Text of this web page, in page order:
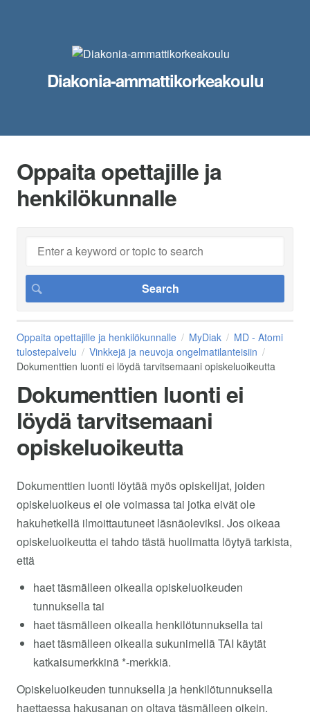
Diakonia-ammattikorkeakoulu
Oppaita opettajille ja
henkilökunnalle
Oppaita opettajille ja henkilökunnalle MyDiak
MD - Atomi
tulostepalvelu
Vinkkejä ja neuvoja ongelmatilanteisiin
Dokumenttien luonti ei löydä tarvitsemaani opiskeluoikeutta
Dokumenttien luonti ei
löydä tarvitsemaani
opiskeluoikeutta
Dokumenttien luonti löytää myös opiskelijat, joiden
opiskeluoikeus ei ole voimassa tai jotka eivät ole
hakuhetkellä ilmoittautuneet läsnäoleviksi. Jos oikeaa
opiskeluoikeutta ei tahdo tästä huolimatta löytyä tarkista,
että
haet täsmälleen oikealla opiskeluoikeuden
tunnuksella tai
haet täsmälleen oikealla henkilötunnuksella tai
haet täsmälleen oikealla sukunimellä TAI käytät
katkaisumerkkinä *-merkkiä.
Opiskeluoikeuden tunnuksella ja henkilötunnuksella
haettaessa hakusanan on oltava täsmälleen oikein.